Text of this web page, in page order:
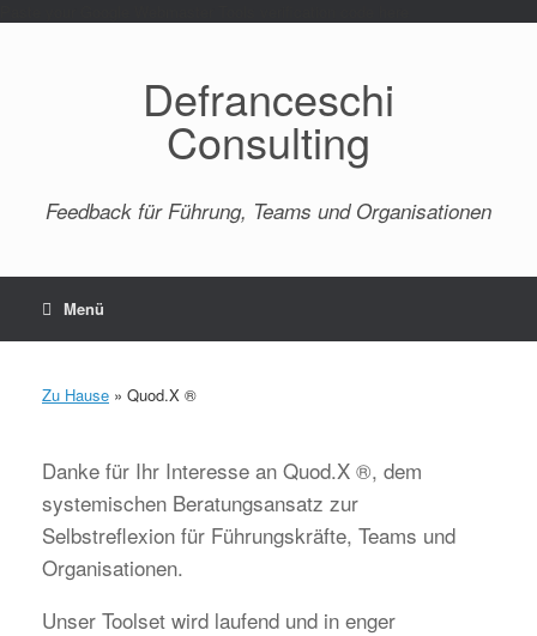
Defranceschi
Consulting
Feedback für Führung, Teams und Organisationen
Menü
Zu Hause » Quod.X ®
Danke für Ihr Interesse an Quod.X ®, dem
systemischen Beratungsansatz zur
Selbstreflexion für Führungskräfte, Teams und
Organisationen.
Unser Toolset wird laufend und in enger